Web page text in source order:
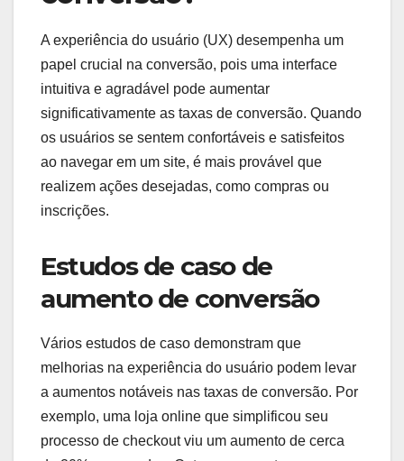
Como a experiência do
usuário impacta a
conversão?
A experiência do usuário (UX) desempenha um
papel crucial na conversão, pois uma interface
significativamente as taxas de conversão. Quando
ao navegar em um site, é mais provável que
Estudos de caso de
aumento de conversão